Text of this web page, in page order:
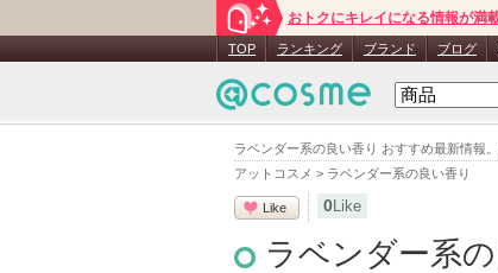
ラベンダー系の良い香り おすすめ最新情報
アットコスメ > ラベンダー系の良い香り
おトクにキレイになる情報が満
TOP ランキング ブランド ブログ
Like 0Like
ラベンダー系